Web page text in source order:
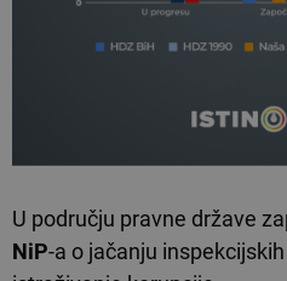
U području pravne države
NiP-a o jačanju